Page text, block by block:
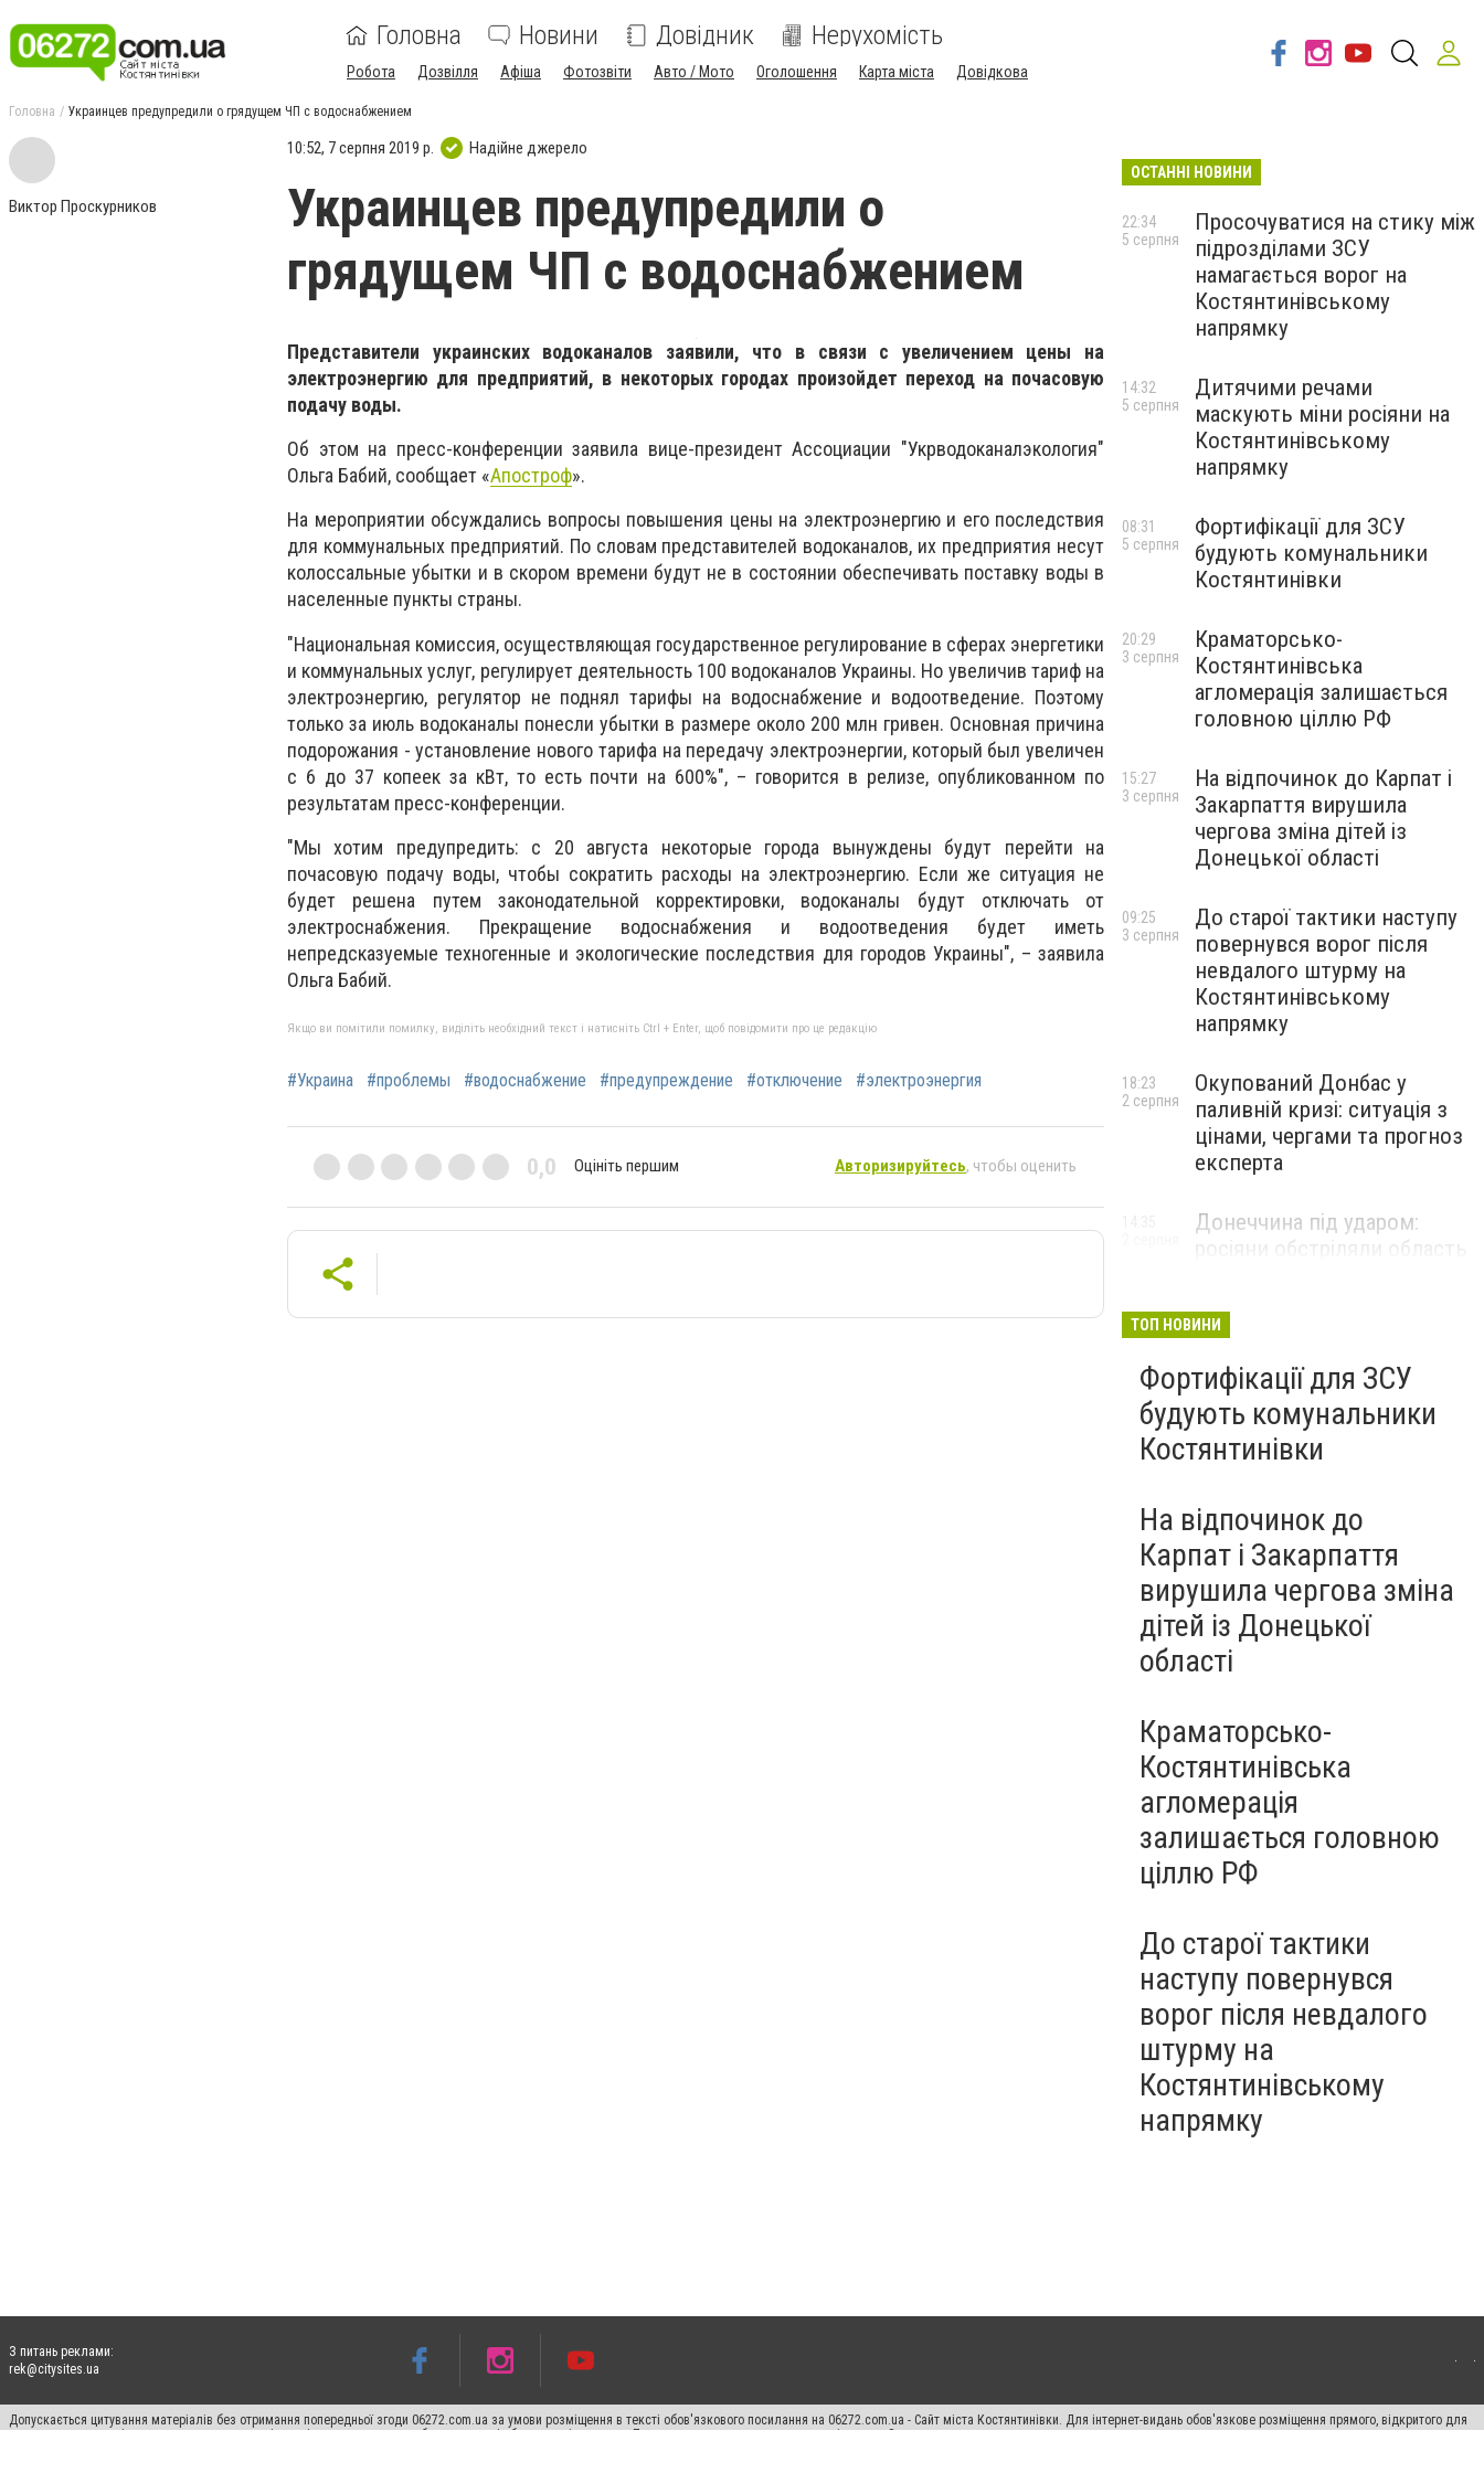
Головна Новини Довідник Нерухомість
Робота Дозвілля Афіша Фотозвіти Авто / Мото Оголошення Карта міста Довідкова
Головна Украинцев предупредили о грядущем ЧП с водоснабжением
Виктор Проскурников
10:52, 7 серпня 2019 р. Надійне джерело
Украинцев предупредили о
грядущем ЧП с водоснабжением
Представители украинских водоканалов заявили, что в связи с увеличением цены на
электроэнергию для предприятий, в некоторых городах произойдет переход на почасовую
подачу воды.
Об этом на пресс-конференции заявила вице-президент Ассоциации "Укрводоканалэкология"
Ольга Бабий, сообщает «Апостроф».
На мероприятии обсуждались вопросы повышения цены на электроэнергию и его последствия
для коммунальных предприятий. По словам представителей водоканалов, их предприятия несут
колоссальные убытки и в скором времени будут не в состоянии обеспечивать поставку воды в
населенные пункты страны.
"Национальная комиссия, осуществляющая государственное регулирование в сферах энергетики
и коммунальных услуг, регулирует деятельность 100 водоканалов Украины. Но увеличив тариф на
электроэнергию, регулятор не поднял тарифы на водоснабжение и водоотведение. Поэтому
только за июль водоканалы понесли убытки в размере около 200 млн гривен. Основная причина
подорожания - установление нового тарифа на передачу электроэнергии, который был увеличен
с 6 до 37 копеек за кВт, то есть почти на 600%", – говорится в релизе, опубликованном по
результатам пресс-конференции.
"Мы хотим предупредить: с 20 августа некоторые города вынуждены будут перейти на
почасовую подачу воды, чтобы сократить расходы на электроэнергию. Если же ситуация не
будет решена путем законодательной корректировки, водоканалы будут отключать от
электроснабжения. Прекращение водоснабжения и водоотведения будет иметь
непредсказуемые техногенные и экологические последствия для городов Украины", – заявила
Ольга Бабий.
Якщо ви помітили помилку, виділіть необхідний текст і натисніть Ctrl + Enter, щоб повідомити про це редакцію
#Украина #проблемы #водоснабжение #предупреждение #отключение #электроэнергия
0,0 Оцініть першим Авторизируйтесь, чтобы оценить
ОСТАННІ НОВИНИ
Просочуватися на стику між
підрозділами ЗСУ
намагається ворог на
Костянтинівському
напрямку
22:34
5 серпня
Дитячими речами
маскують міни росіяни на
Костянтинівському
напрямку
14:32
5 серпня
Фортифікації для ЗСУ
будують комунальники
Костянтинівки
08:31
5 серпня
Краматорсько-
Костянтинівська
агломерація залишається
головною ціллю РФ
20:29
3 серпня
На відпочинок до Карпат і
Закарпаття вирушила
чергова зміна дітей із
Донецької області
15:27
3 серпня
До старої тактики наступу
повернувся ворог після
невдалого штурму на
Костянтинівському
напрямку
09:25
3 серпня
Окупований Донбас у
паливній кризі: ситуація з
цінами, чергами та прогноз
експерта
18:23
2 серпня
Донеччина під ударом:
росіяни обстріляли область
ТОП НОВИНИ
Фортифікації для ЗСУ
будують комунальники
Костянтинівки
На відпочинок до
Карпат і Закарпаття
вирушила чергова зміна
дітей із Донецької
області
Краматорсько-
Костянтинівська
агломерація
залишається головною
ціллю РФ
До старої тактики
наступу повернувся
ворог після невдалого
штурму на
Костянтинівському
напрямку
З питань реклами:
rek@citysites.ua
Допускається цитування матеріалів без отримання попередньої згоди 06272.com.ua за умови розміщення в тексті обов'язкового посилання на 06272.com.ua - Сайт міста Костянтинівки. Для інтернет-видань обов'язкове розміщення прямого, відкритого для
пошукових систем гіперпосилання на цитовані статті не нижче другого абзацу в тексті або в якості джерела. Порушення виняткових прав переслідується Законом.